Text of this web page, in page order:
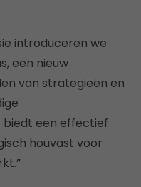
introduceren we
een nieuw
van strategieën en
een effectief
houvast voor